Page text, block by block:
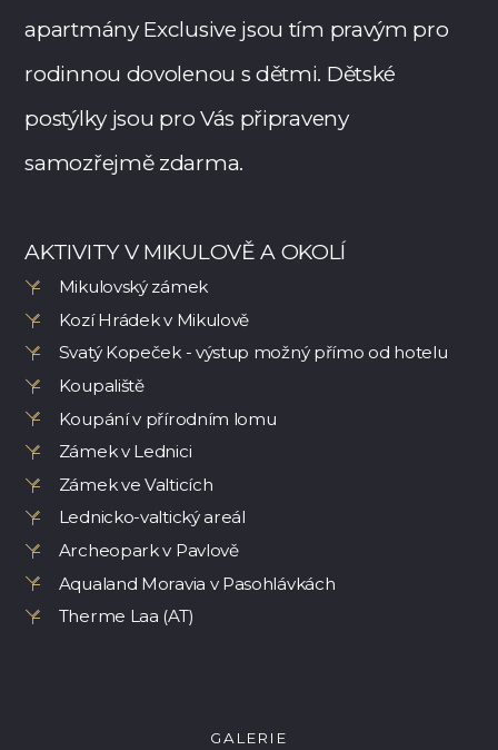
apartmány Exclusive jsou tím pravým pro
rodinnou dovolenou s dětmi. Dětské
postýlky jsou pro Vás připraveny
samozřejmě zdarma.
AKTIVITY V MIKULOVĚ A OKOLÍ
Mikulovský zámek
Kozí Hrádek v Mikulově
Svatý Kopeček - výstup možný přímo od hotelu
Koupaliště
Koupání v přírodním lomu
Zámek v Lednici
Zámek ve Valticích
Lednicko-valtický areál
Archeopark v Pavlově
Aqualand Moravia v Pasohlávkách
Therme Laa (AT)
GALERIE